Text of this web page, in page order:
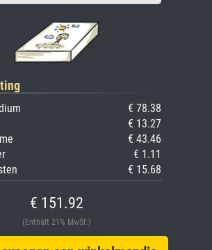
€ 78.38
€ 13.27
€ 43.46
€ 1.11
€ 15.68
€ 151.92
(Enthält 21% MwSt.)